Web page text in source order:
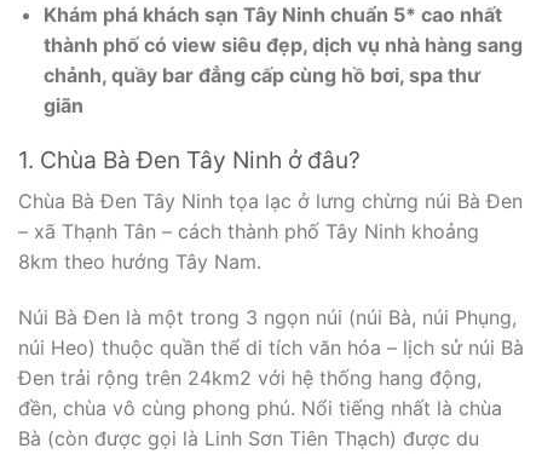
Khám phá khách sạn Tây Ninh chuẩn 5* cao nhất
thành phố có view siêu đẹp, dịch vụ nhà hàng sang
chảnh, quầy bar đẳng cấp cùng hồ bơi, spa thư
giãn
1. Chùa Bà Đen Tây Ninh ở đâu?
Chùa Bà Đen Tây Ninh tọa lạc ở lưng chừng núi Bà Đen
– xã Thạnh Tân – cách thành phố Tây Ninh khoảng
8km theo hướng Tây Nam.
Núi Bà Đen là một trong 3 ngọn núi (núi Bà, núi Phụng,
núi Heo) thuộc quần thể di tích văn hóa – lịch sử núi Bà
Đen trải rộng trên 24km2 với hệ thống hang động,
đền, chùa vô cùng phong phú. Nổi tiếng nhất là chùa
Bà (còn được gọi là Linh Sơn Tiên Thạch) được du